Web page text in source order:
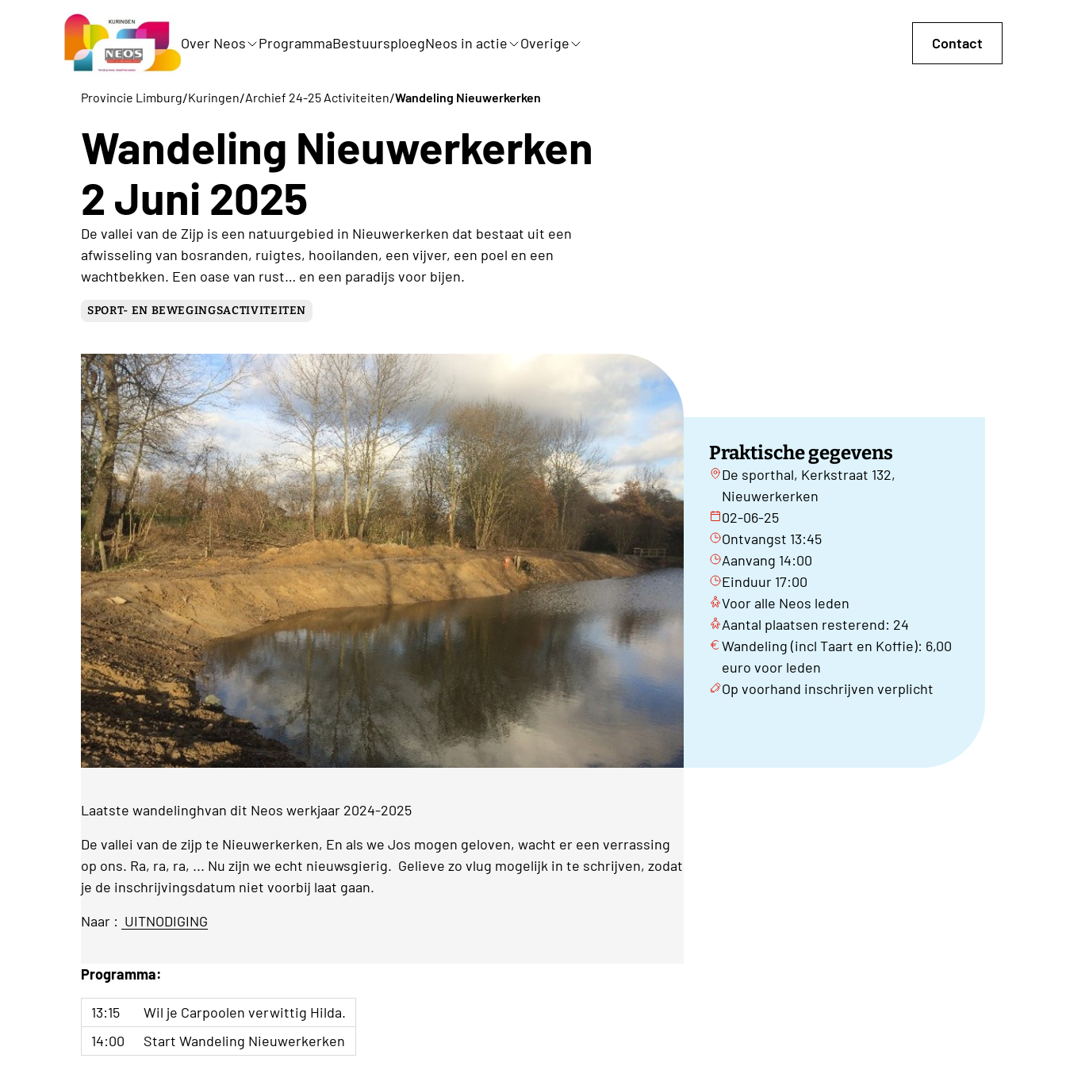
Over Neos ProgrammaBestuursploegNeos in actie Overige Contact
Provincie Limburg/Kuringen/Archief 24-25 Activiteiten/Wandeling Nieuwerkerken
Wandeling Nieuwerkerken
2 Juni 2025
De vallei van de Zijp is een natuurgebied in Nieuwerkerken dat bestaat uit een
afwisseling van bosranden, ruigtes, hooilanden, een vijver, een poel en een
wachtbekken. Een oase van rust… en een paradijs voor bijen.
SPORT- EN BEWEGINGSACTIVITEITEN
Praktische gegevens
De sporthal, Kerkstraat 132,
Nieuwerkerken
02-06-25
Ontvangst 13:45
Aanvang 14:00
Einduur 17:00
Voor alle Neos leden
Aantal plaatsen resterend: 24
Wandeling (incl Taart en Koffie): 6,00
euro voor leden
Op voorhand inschrijven verplicht
Laatste wandelinghvan dit Neos werkjaar 2024-2025
De vallei van de zijp te Nieuwerkerken, En als we Jos mogen geloven, wacht er een verrassing
op ons. Ra, ra, ra, ... Nu zijn we echt nieuwsgierig. Gelieve zo vlug mogelijk in te schrijven, zodat
je de inschrijvingsdatum niet voorbij laat gaan.
Naar : UITNODIGING
Programma:
13:15
Wil je Carpoolen verwittig Hilda.
14:00
Start Wandeling Nieuwerkerken